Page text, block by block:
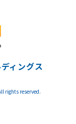
ィングス
rights reserved.